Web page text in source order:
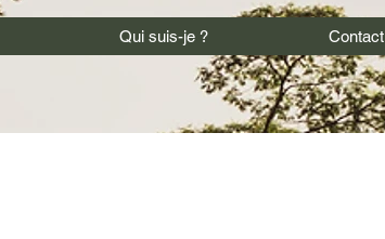
Qui suis-je ? Contact